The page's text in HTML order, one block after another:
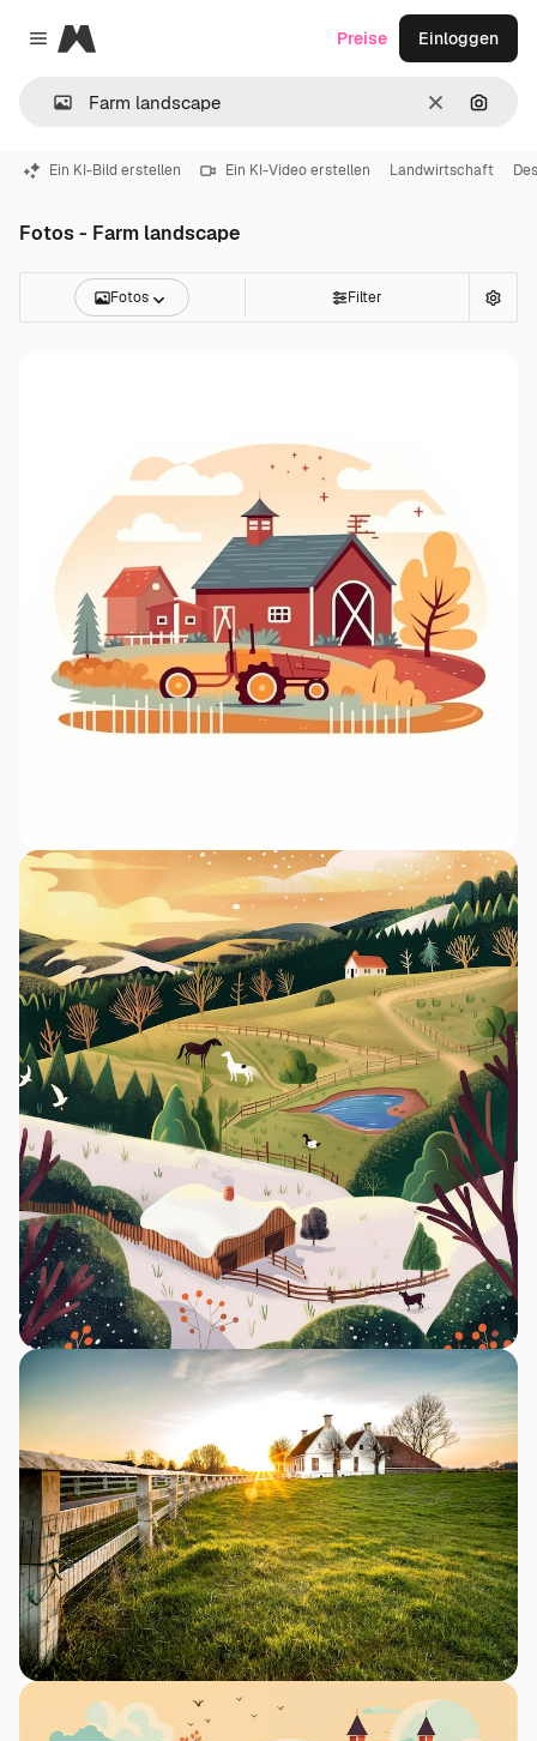
Close menu
Magnific
LöschenNach
Preise Einloggen
Ein KI-Bild erstellen Ein KI-Video erstellen Landwirtschaft
Fotos - Farm landscape
Fotos Filter